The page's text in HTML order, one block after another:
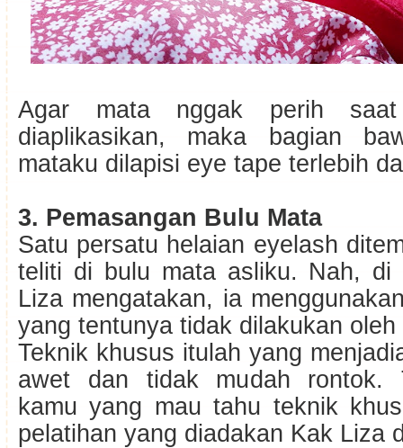
Agar mata nggak perih
diaplikasikan, maka bagian
mataku dilapisi eye tape terlebih
3. Pemasangan Bulu Mata
Satu persatu helaian eyelash
teliti di bulu mata asliku. Nah, di
Liza mengatakan, ia
yang tentunya tidak dilakukan
Teknik khusus itulah yang
awet dan tidak mudah rontok.
kamu yang mau tahu teknik
pelatihan yang diadakan Kak Liza